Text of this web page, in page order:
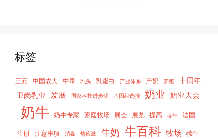
标签
三元 中国农大 中毒 乳头 乳蛋白 产业体系 产奶 养殖
十周年
卫岗乳业 发展 国家科技进步奖 基因组选择 奶业 奶业大会
奶牛 奶牛专家 家庭牧场 展会 展览 提高 母牛 法国
注册 注意事项 消毒 热应激 牛奶 牛百科 牧场 犊牛